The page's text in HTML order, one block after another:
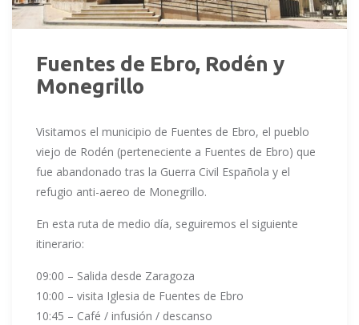
Fuentes de Ebro, Rodén y
Monegrillo
Visitamos el municipio de Fuentes de Ebro, el pueblo
viejo de Rodén (perteneciente a Fuentes de Ebro) que
fue abandonado tras la Guerra Civil Española y el
refugio anti-aereo de Monegrillo.
En esta ruta de medio día, seguiremos el siguiente
itinerario:
09:00 – Salida desde Zaragoza
10:00 – visita Iglesia de Fuentes de Ebro
10:45 – Café / infusión / descanso